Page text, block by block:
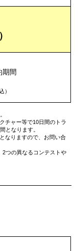
期間
）
チャー等で10日間のトラ
となります。
なりますので、お問い合
2つの異なるコンテストや